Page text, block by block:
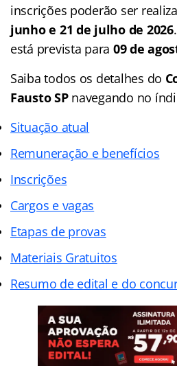
inscrições poderão ser
junho e 21 de julho de 2026
está prevista para 09 de
Saiba todos os detalhes do
Fausto SPnavegando no
Situação atual
Remuneração e benefícios
Inscrições
Cargos e vagas
Etapas de provas
Materiais Gratuitos
Resumo de edital e do